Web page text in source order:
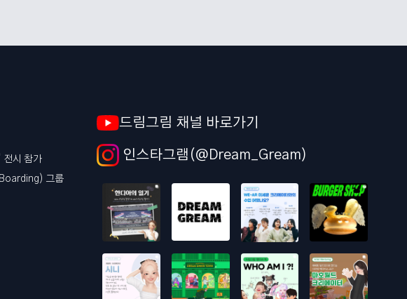
전시 참가
그룹
드림그림 채널 바로가기
인스타그램(@Dream_Gream)